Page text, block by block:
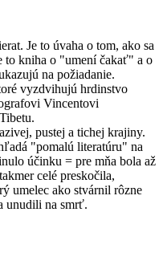
Je to úvaha o tom, ako sa
to kniha o "umení čakať" a o
na požiadanie.
vyzdvihujú hrdinstvo
Vincentovi
pustej a tichej krajiny.
"pomalú literatúru" na
účinku = pre mňa bola až
celé preskočila,
umelec ako stvárnil rôzne
unudili na smrť.